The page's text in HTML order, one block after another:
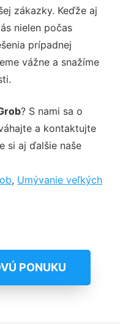
zákazky. Keďže aj
nielen počas
prípadnej
vážne a snažíme
? S nami sa o
a kontaktujte
si aj ďalšie naše
, Umývanie veľkých
PONUKU